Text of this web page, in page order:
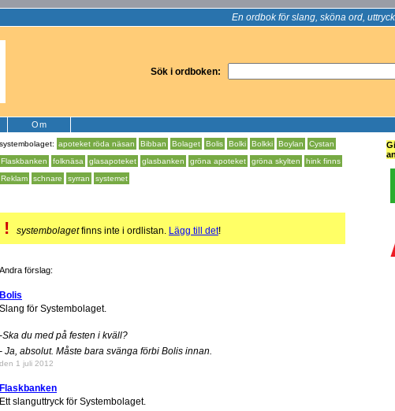
En ordbok för slang, sköna ord,
Sök i ordboken:
Om
systembolaget: apoteket röda näsan Bibban Bolaget Bolis Bolki Bolkki Boylan
Cystan
Flaskbanken
folknäsa glasapoteket glasbanken gröna apoteket gröna skylten
hink finns
Reklam
schnare syrran systemet
! systembolagetfinns inte i ordlistan. Lägg till det!
Andra förslag:
Bolis
Slang för Systembolaget.
-Ska du med på festen i kväll?
- Ja, absolut. Måste bara svänga förbi Bolis innan.
den 1 juli 2012
Flaskbanken
Ett slanguttryck för Systembolaget.